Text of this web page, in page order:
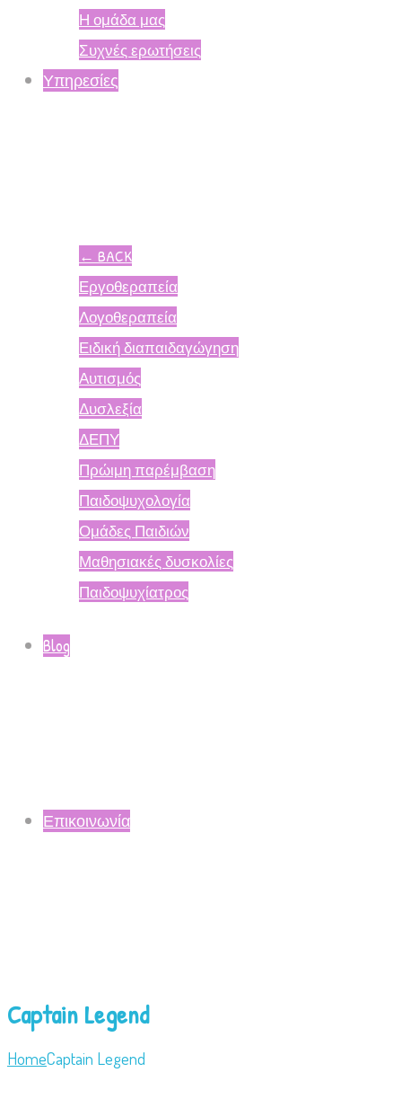
Η ομάδα μας
Συχνές ερωτήσεις
Υπηρεσίες
← BACK
Εργοθεραπεία
Λογοθεραπεία
Ειδική διαπαιδαγώγηση
Αυτισμός
Δυσλεξία
ΔΕΠΥ
Πρώιμη παρέμβαση
Παιδοψυχολογία
Ομάδες Παιδιών
Μαθησιακές δυσκολίες
Παιδοψυχίατρος
Blog
Επικοινωνία
Captain Legend
HomeCaptain Legend